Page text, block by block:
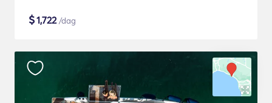
$1,722/dag